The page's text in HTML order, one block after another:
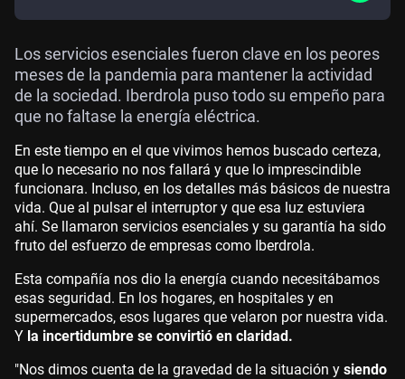
Los servicios esenciales fueron clave en los peores
meses de la pandemia para mantener la actividad
de la sociedad. Iberdrola puso todo su empeño para
que no faltase la energía eléctrica.
En este tiempo en el que vivimos hemos buscado certeza,
que lo necesario no nos fallará y que lo imprescindible
funcionara. Incluso, en los detalles más básicos de nuestra
vida. Que al pulsar el interruptor y que esa luz estuviera
ahí. Se llamaron servicios esenciales y su garantía ha sido
fruto del esfuerzo de empresas como Iberdrola.
Esta compañía nos dio la energía cuando necesitábamos
esas seguridad. En los hogares, en hospitales y en
supermercados, esos lugares que velaron por nuestra vida.
Y la incertidumbre se convirtió en claridad.
"Nos dimos cuenta de la gravedad de la situación y siendo